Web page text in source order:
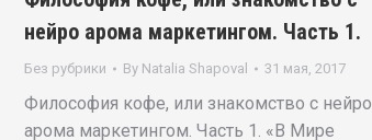
нейро арома маркетингом. Часть 1.
Без рубрики By Natalia Shapoval 31 мая, 2017
Философия кофе, или знакомство с нейро
арома маркетингом. Часть 1. «В Мире